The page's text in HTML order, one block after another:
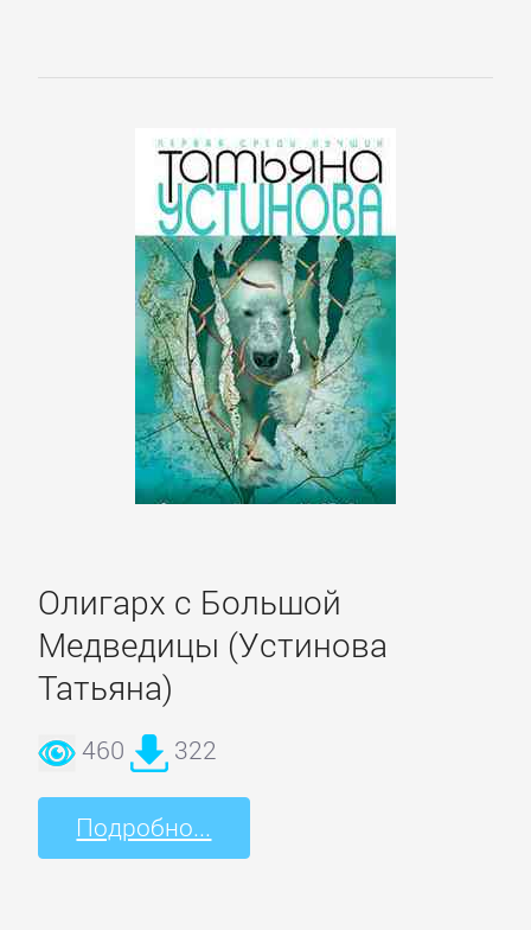
Олигарх с Большой
Медведицы (Устинова
Татьяна)
460 322
Подробно...
фантастические
Остросюжетные
любовные
Современные
любовные
литература
НАУКА
Биология
Иностранные
языки